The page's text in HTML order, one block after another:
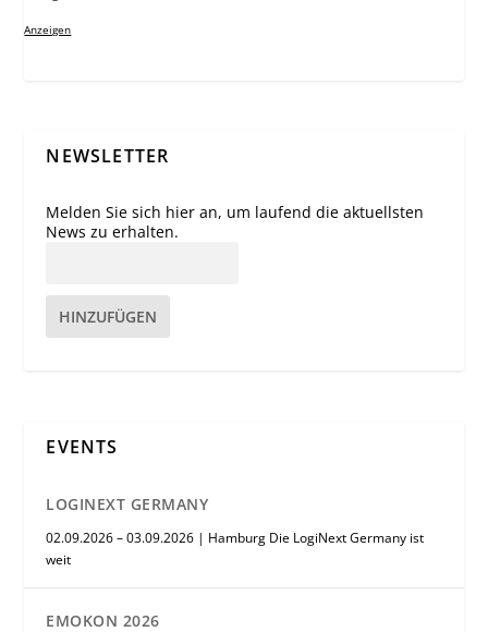
Anzeigen
NEWSLETTER
Melden Sie sich hier an, um laufend die aktuellsten
News zu erhalten.
HINZUFÜGEN
EVENTS
LOGINEXT GERMANY
02.09.2026 – 03.09.2026 | Hamburg Die LogiNext Germany ist
weit
EMOKON 2026